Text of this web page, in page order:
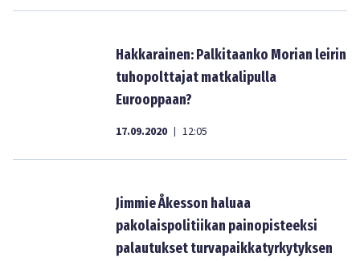
Hakkarainen: Palkitaanko Morian leirin
tuhopolttajat matkalipulla
Eurooppaan?
17.09.2020 | 12:05
Jimmie Åkesson haluaa
pakolaispolitiikan painopisteeksi
palautukset turvapaikkatyrkytyksen